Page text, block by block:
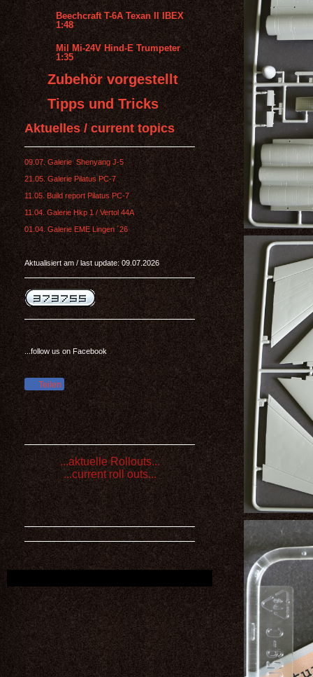
Beechcraft T-6A Texan II IBEX
1:48
Mil Mi-24V Hind-E Trumpeter
1:35
Zubehör vorgestellt
Tipps und Tricks
Aktuelles / current topics
09.07. Galerie Shenyang J-5
21.05. Galerie Pilatus PC-7
11.05. Build report Pilatus PC-7
11.04. Galerie Hkp 1 / Vertol 44A
01.04. Galerie EME Lingen ´26
Aktualisiert am / last update: 09.07.2026
...follow us on Facebook
Teilen
...aktuelle Rollouts...
...current roll outs...